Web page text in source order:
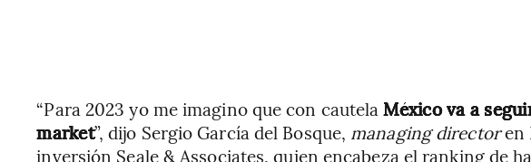
“Para 2023 yo me imagino que con cautelaMéxico va a
market”, dijo Sergio García del Bosque, managing directoren
inversión Seale & Associates, quien encabeza el ranking de